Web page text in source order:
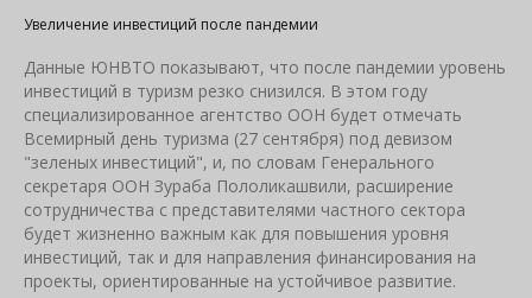
Увеличение инвестиций после пандемии
Данные ЮНВТО показывают, что после пандемии уровень
инвестиций в туризм резко снизился. В этом году
специализированное агентство ООН будет отмечать
Всемирный день туризма (27 сентября) под девизом
"зеленых инвестиций", и, по словам Генерального
секретаря ООН Зураба Пололикашвили, расширение
сотрудничества с представителями частного сектора
будет жизненно важным как для повышения уровня
инвестиций, так и для направления финансирования на
проекты, ориентированные на устойчивое развитие.